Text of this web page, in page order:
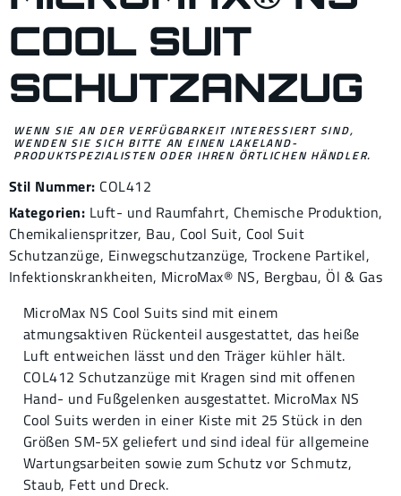
COOL SUIT
SCHUTZANZUG
WENN SIE AN DER VERFÜGBARKEIT INTERESSIERT SIND,
WENDEN SIE SICH BITTE AN EINEN LAKELAND-
PRODUKTSPEZIALISTEN ODER IHREN ÖRTLICHEN HÄNDLER.
Stil Nummer: COL412
Kategorien: Luft- und Raumfahrt, Chemische Produktion,
Chemikalienspritzer, Bau, Cool Suit, Cool Suit
Schutzanzüge, Einwegschutzanzüge,Trockene Partikel,
Infektionskrankheiten, MicroMax® NS, Bergbau, Öl & Gas
MicroMax NS Cool Suits sind mit einem
atmungsaktiven Rückenteil ausgestattet, das heiße
Luft entweichen lässt und den Träger kühler hält.
COL412 Schutzanzüge mit Kragen sind mit offenen
Hand- und Fußgelenken ausgestattet. MicroMax NS
Cool Suits werden in einer Kiste mit 25 Stück in den
Größen SM-5X geliefert und sind ideal für allgemeine
Wartungsarbeiten sowie zum Schutz vor Schmutz,
Staub, Fett und Dreck.